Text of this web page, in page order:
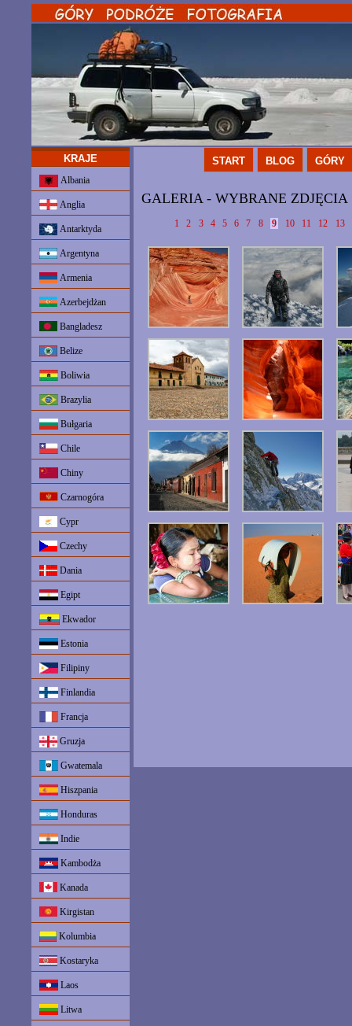
START BLOG GÓRY
KRAJE
Albania
Anglia
Antarktyda
Argentyna
Armenia
Azerbejdżan
Bangladesz
Belize
Boliwia
Brazylia
Bułgaria
Chile
Chiny
Czarnogóra
Cypr
Czechy
Dania
Egipt
Ekwador
Estonia
Filipiny
Finlandia
Francja
Gruzja
Gwatemala
Hiszpania
Honduras
Indie
Kambodża
Kanada
Kirgistan
Kolumbia
Kostaryka
Laos
Litwa
GALERIA - WYBRANE ZDJĘCIA
1 2 3 4 5 6 7 8 9 10 11 12 13